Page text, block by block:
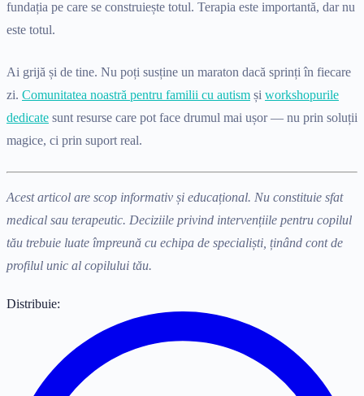
fundația pe care se construiește totul. Terapia este importantă, dar nu
este totul.
Ai grijă și de tine. Nu poți susține un maraton dacă sprinți în fiecare
zi. Comunitatea noastră pentru familii cu autism și workshopurile
dedicate sunt resurse care pot face drumul mai ușor — nu prin soluții
magice, ci prin suport real.
Acest articol are scop informativ și educațional. Nu constituie sfat
medical sau terapeutic. Deciziile privind intervențiile pentru copilul
tău trebuie luate împreună cu echipa de specialiști, ținând cont de
profilul unic al copilului tău.
Distribuie: